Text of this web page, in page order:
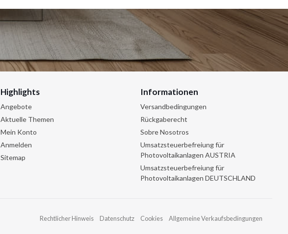
Highlights
Angebote
Aktuelle Themen
Mein Konto
Anmelden
Sitemap
Informationen
Versandbedingungen
Rückgaberecht
Sobre Nosotros
Umsatzsteuerbefreiung für
Photovoltaikanlagen AUSTRIA
Umsatzsteuerbefreiung für
Photovoltaikanlagen DEUTSCHLAND
Rechtlicher Hinweis Datenschutz Cookies Allgemeine Verkaufsbedingungen